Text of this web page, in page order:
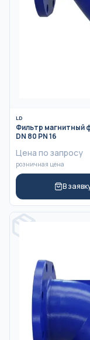
LD
Фильтр магнитный
DN 80 PN 16
Цена по запросу
розничная цена
В